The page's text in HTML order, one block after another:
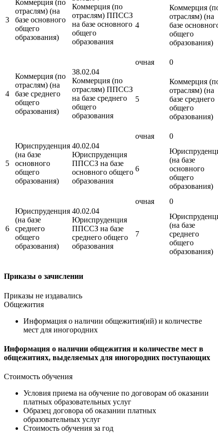
3
Коммерция (по
отраслям) (на
базе основного
общего
образования)
Коммерция (по
отраслям) ППССЗ
на базе основного
общего
образования
4
Коммерция
отраслям) (на
базе
общего
образования)
4
Коммерция (по
отраслям) (на
базе среднего
общего
образования)
38.02.04
Коммерция (по
отраслям) ППССЗ
на базе среднего
общего
образования
очная 0
5
Коммерция
отраслям) (на
базе среднего
общего
образования)
5
Юриспруденция
(на базе
основного
общего
образования)
40.02.04
Юриспруденция
ППССЗ на базе
основного общего
образования
очная 0
6
(на базе
основного
общего
образования)
6
Юриспруденция
(на базе
среднего
общего
образования)
40.02.04
Юриспруденция
ППССЗ на базе
среднего общего
образования
очная 0
7
(на базе
среднего
общего
образования)
Приказы о зачислении
Приказы не издавались
Общежития
Информация о наличии общежития(ий) и количестве
мест для иногородних
Информация о наличии общежития и количестве мест в
общежитиях, выделяемых для иногородних поступающих
Стоимость обучения
Условия приема на обучение по договорам об оказании
платных образовательных услуг
Образец договора об оказании платных
образовательных услуг
Стоимость обучения за год